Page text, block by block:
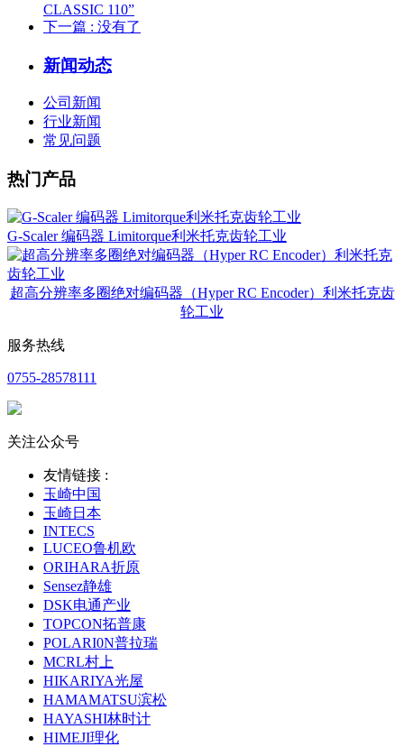
CLASSIC 110”
下一篇 : 没有了
新闻动态
公司新闻
行业新闻
常见问题
热门产品
G-Scaler 编码器 Limitorque利米托克齿轮工业
超高分辨率多圈绝对编码器（Hyper RC Encoder）利米托克齿
轮工业
服务热线
0755-28578111
关注公众号
友情链接 :
玉崎中国
玉崎日本
INTECS
LUCEO鲁机欧
ORIHARA折原
Sensez静雄
DSK电通产业
TOPCON拓普康
POLARI0N普拉瑞
MCRL村上
HIKARIYA光屋
HAMAMATSU滨松
HAYASHI林时计
HIMEJI理化